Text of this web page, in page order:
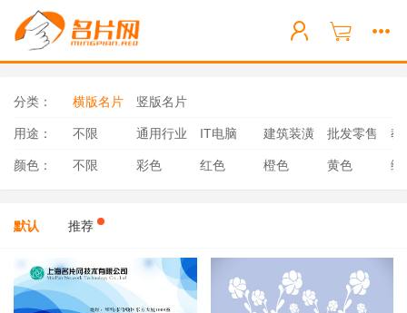
分类： 横版名片 竖版名片
用途： 不限 通用行业 IT电脑 建筑装潢 批发零售 教
颜色： 不限 彩色 红色 橙色 黄色 绿
默认 推荐